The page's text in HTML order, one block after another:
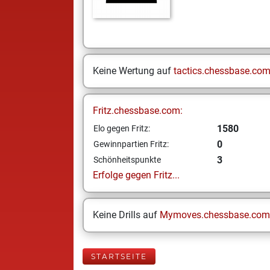
Keine Wertung auf tactics.chessbase.com
Fritz.chessbase.com:
Elo gegen Fritz: 1580
Gewinnpartien Fritz: 0
Schönheitspunkte
3
Erfolge gegen Fritz...
Keine Drills auf Mymoves.chessbase.com
STARTSEITE